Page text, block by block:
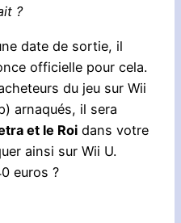
?
date de sortie, il
officielle pour cela.
du jeu sur Wii
arnaqués, il sera
et le Roi dans votre
ainsi sur Wii U.
euros ?